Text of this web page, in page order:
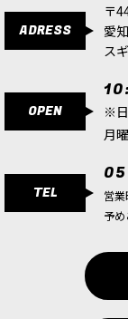
ADRESS
〒
愛
ス
OPEN ※
月
TEL
営
予め